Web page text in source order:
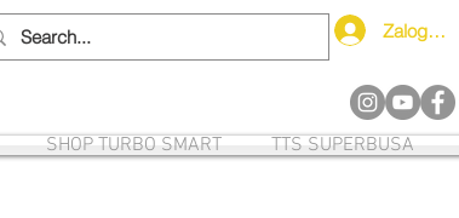
Zaloguj się
SHOP TURBO SMART TTS SUPERBUSA